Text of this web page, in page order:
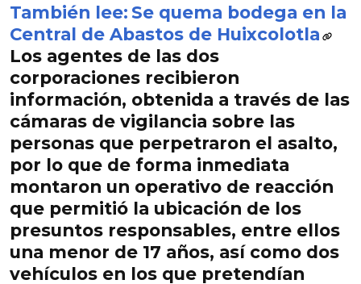
También lee: Se quema bodega en la
Central de Abastos de Huixcolotla
Los agentes de las dos
corporaciones recibieron
información, obtenida a través de las
cámaras de vigilancia sobre las
personas que perpetraron el asalto,
por lo que de forma inmediata
montaron un operativo de reacción
que permitió la ubicación de los
presuntos responsables, entre ellos
una menor de 17 años, así como dos
vehículos en los que pretendían